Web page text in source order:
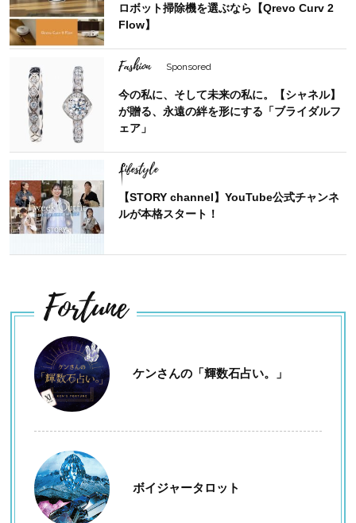
ロボット掃除機を選ぶなら【Qrevo Curv 2
Flow】
Fashion Sponsored
今の私に、そして未来の私に。【シャネル】
が贈る、永遠の絆を形にする「ブライダルフ
ェア」
Lifestyle
【STORY channel】YouTube公式チャンネ
ルが本格スタート！
Fortune
ケンさんの「輝数石占い。」
ボイジャータロット